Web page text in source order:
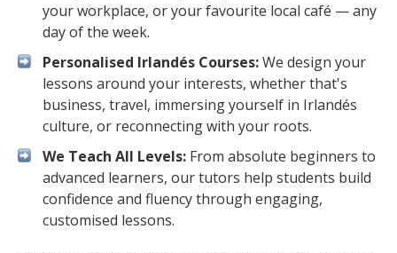
your workplace, or your favourite local café — any
day of the week.
Personalised Irlandés Courses:We design your
lessons around your interests, whether that's
business, travel, immersing yourself in Irlandés
culture, or reconnecting with your roots.
We Teach All Levels: From absolute beginners to
advanced learners, our tutors help students build
confidence and fluency through engaging,
customised lessons.